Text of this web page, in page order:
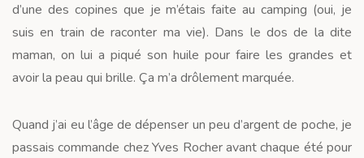
d’une des copines que je m’étais faite au camping (oui, je
suis en train de raconter ma vie). Dans le dos de la dite
maman, on lui a piqué son huile pour faire les grandes et
avoir la peau qui brille. Ça m’a drôlement marquée.
Quand j’ai eu l’âge de dépenser un peu d’argent de poche, je
passais commande chez Yves Rocher avant chaque été pour